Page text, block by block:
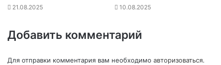
21.08.2025 10.08.2025
Добавить комментарий
Для отправки комментария вам необходимо авторизоваться.